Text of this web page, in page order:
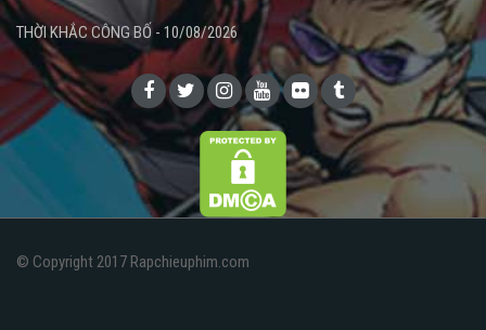
THỜI KHẮC CÔNG BỐ - 10/08/2026
© Copyright 2017 Rapchieuphim.com